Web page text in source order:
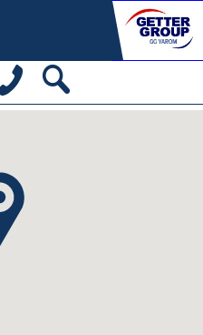
מעונין לקבל
מקשרים, מצמדים